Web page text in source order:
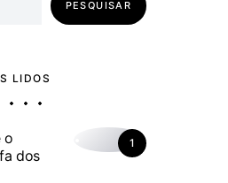
PESQUISAR
LIDOS
1
o
dos